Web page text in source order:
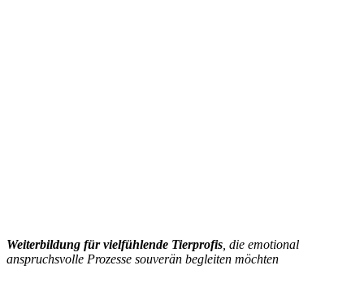
Weiterbildung für vielfühlende Tierprofis , die emotional
anspruchsvolle Prozesse souverän begleiten möchten